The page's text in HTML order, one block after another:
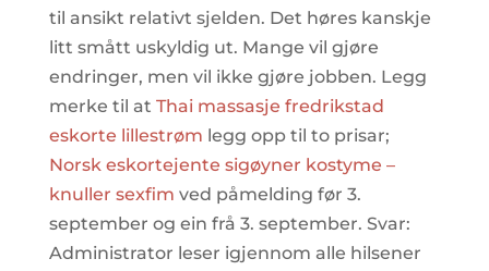
til ansikt relativt sjelden. Det høres kanskje
litt smått uskyldig ut. Mange vil gjøre
endringer, men vil ikke gjøre jobben. Legg
merke til at Thai massasje fredrikstad
eskorte lillestrøm legg opp til to prisar;
Norsk eskortejente sigøyner kostyme –
knuller sexfim ved påmelding før 3.
september og ein frå 3. september. Svar:
Administrator leser igjennom alle hilsener